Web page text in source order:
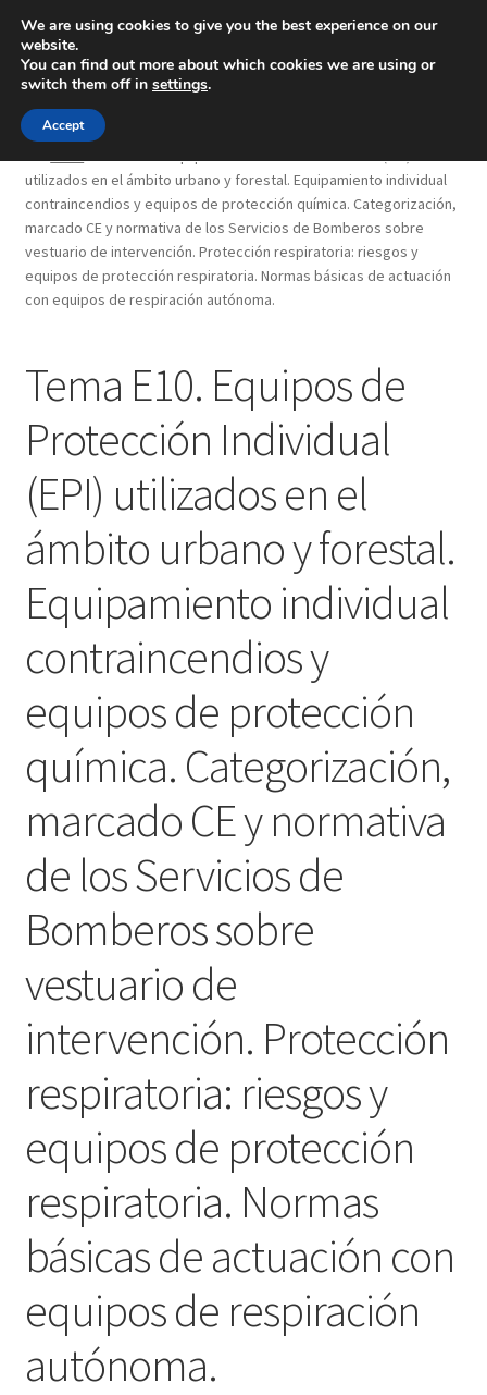
Inicio
Blog
Ingeniería
Contacto
utilizados en el ámbito urbano y forestal. Equipamiento individual
contraincendios y equipos de protección química. Categorización,
marcado CE y normativa de los Servicios de Bomberos sobre
vestuario de intervención. Protección respiratoria: riesgos y
equipos de protección respiratoria. Normas básicas de actuación
con equipos de respiración autónoma.
Tema E10. Equipos de
Protección Individual
(EPI) utilizados en el
ámbito urbano y forestal.
Equipamiento individual
contraincendios y
equipos de protección
química. Categorización,
marcado CE y normativa
de los Servicios de
Bomberos sobre
vestuario de
intervención. Protección
respiratoria: riesgos y
equipos de protección
respiratoria. Normas
básicas de actuación con
equipos de respiración
autónoma.
We are using cookies to give you the best experience on our
website.
You can find out more about which cookies we are using or
switch them off in settings.
Accept